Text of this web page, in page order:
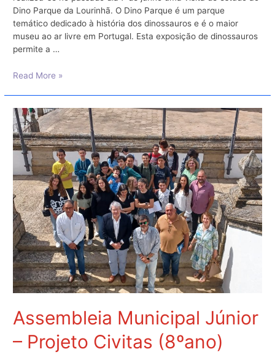
Dino Parque da Lourinhã. O Dino Parque é um parque
temático dedicado à história dos dinossauros e é o maior
museu ao ar livre em Portugal. Esta exposição de dinossauros
permite a …
Visita
do
6º
ano
ao
Dino
Parque
da
Lourinhã
Read More »
Assembleia Municipal Júnior
– Projeto Civitas (8ºano)